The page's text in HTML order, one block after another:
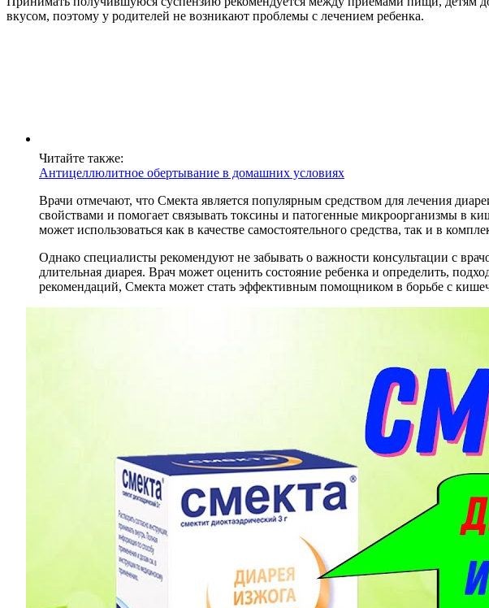
вкусом, поэтому у родителей не возникают проблемы с лечением ребенка.
Читайте также:
Антицеллюлитное обертывание в домашних условиях
Врачи отмечают, что Смекта является популярным средством для лечения
свойствами и помогает связывать токсины и патогенные микроорганизмы в
может использоваться как в качестве самостоятельного средства, так и в
Однако специалисты рекомендуют не забывать о важности консультации с
длительная диарея. Врач может оценить состояние ребенка и определить,
рекомендаций, Смекта может стать эффективным помощником в борьбе с